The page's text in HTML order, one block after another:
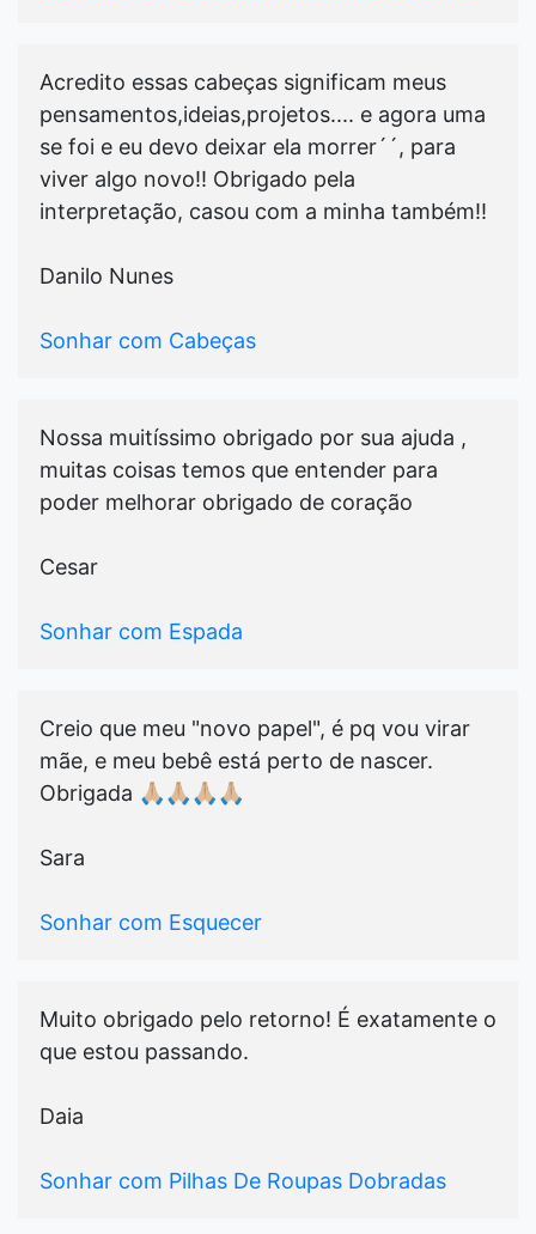
Acredito essas cabeças significam meus
pensamentos,ideias,projetos.... e agora uma
se foi e eu devo deixar ela morrer´´, para
viver algo novo!! Obrigado pela
interpretação, casou com a minha também!!
Danilo Nunes
Sonhar com Cabeças
Nossa muitíssimo obrigado por sua ajuda ,
muitas coisas temos que entender para
poder melhorar obrigado de coração
Cesar
Sonhar com Espada
Creio que meu "novo papel", é pq vou virar
mãe, e meu bebê está perto de nascer.
Obrigada 🙏🏼🙏🏼🙏🏼🙏🏼
Sara
Sonhar com Esquecer
Muito obrigado pelo retorno! É exatamente o
que estou passando.
Daia
Sonhar com Pilhas De Roupas Dobradas